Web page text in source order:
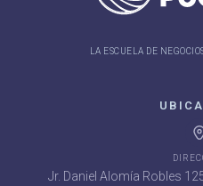
LA ESCUELA DE
Jr. Daniel Alomía Robles